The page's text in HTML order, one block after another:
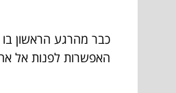
כבר מהרגע הראשון בו
האפשרות לפנות אל